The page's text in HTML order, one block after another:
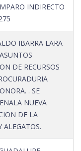
INDIRECTO
IBARRA LARA
DE RECURSOS
. SE
NUEVA
DE LA
ALEGATOS.